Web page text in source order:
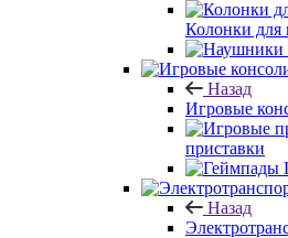
Колонки для
Назад
Игровые
приставки
Назад